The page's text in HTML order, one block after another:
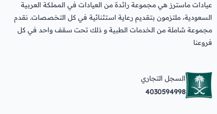
عيادات ماسترز هي مجموعة رائدة من العيادات في المملكة العربية
السعودية، ملتزمون بتقديم رعاية استثنائية في كل التخصصات. نقدم
مجموعة شاملة من الخدمات الطبية و ذلك تحت سقف واحد في كل
فروعنا
السجل التجاري
4030594998